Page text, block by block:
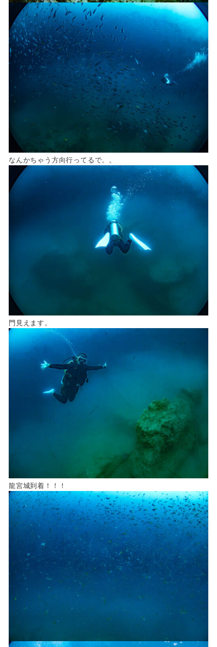
なんかちゃう方向行ってるで。。
門見えます。
龍宮城到着！！！